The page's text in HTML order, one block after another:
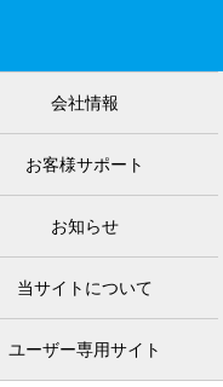
会社情報
お客様サポート
お知らせ
当サイトについて
ユーザー専用サイト